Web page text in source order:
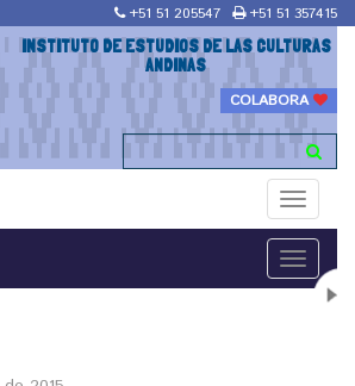
+51 51 205547 +51 51 357415
INSTITUTO DE ESTUDIOS DE LAS CULTURAS
ANDINAS
COLABORA
Toggle
Toggle